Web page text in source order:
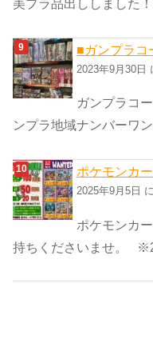
美プラ品出ししました！
■ガンプラコ
2023年9月30日
ガンプラコ
ンプラ地域ナンバーワ
ポケモンカ
2025年9月5日
ポケモンカ
持ちくださいませ。